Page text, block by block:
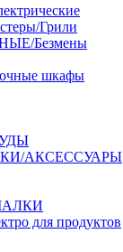
Грили
Безмены
шкафы
АКСЕССУАРЫ
для продуктов